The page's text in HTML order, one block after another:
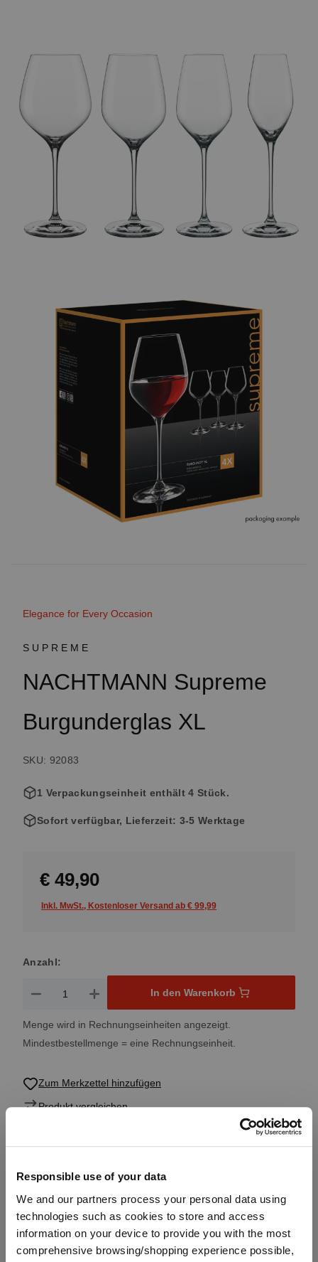
Responsible use of your data
We and our partners process your personal data using
technologies such as cookies to store and access
information on your device to provide you with the most
comprehensive browsing/shopping experience possible,
Elegance for Every Occasion
SUPREME
NACHTMANN Supreme
Burgunderglas XL
SKU: 92083
1 Verpackungseinheit enthält 4 Stück.
Sofort verfügbar, Lieferzeit: 3-5 Werktage
€ 49,90
Inkl. MwSt., Kostenloser Versand ab € 99,99
Anzahl:
Produkt Anzahl: Gib den gewünschten Wert ein oder
In den Warenkorb
Menge wird in Rechnungseinheiten angezeigt.
Mindestbestellmenge = eine Rechnungseinheit.
Zum Merkzettel hinzufügen
Produkt vergleichen
Produktdetails
Spezifikationen